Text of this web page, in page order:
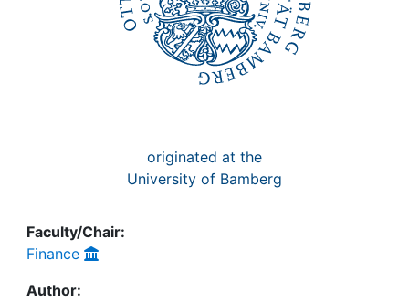
originated at the
University of Bamberg
Faculty/Chair:
Finance
Author: